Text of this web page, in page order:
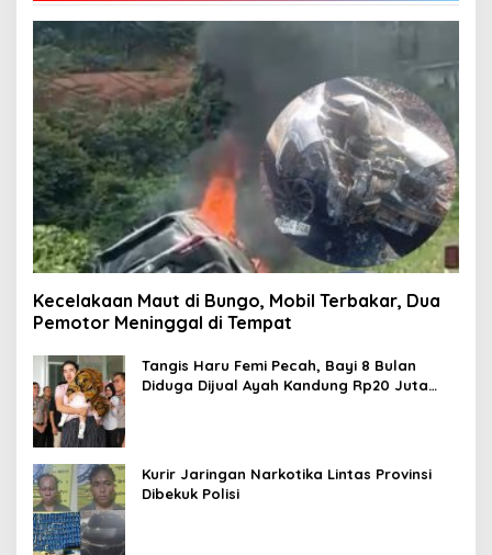
Kecelakaan Maut di Bungo, Mobil Terbakar, Dua
Pemotor Meninggal di Tempat
Tangis Haru Femi Pecah, Bayi 8 Bulan
Diduga Dijual Ayah Kandung Rp20 Juta
Kurir Jaringan Narkotika Lintas Provinsi
Dibekuk Polisi